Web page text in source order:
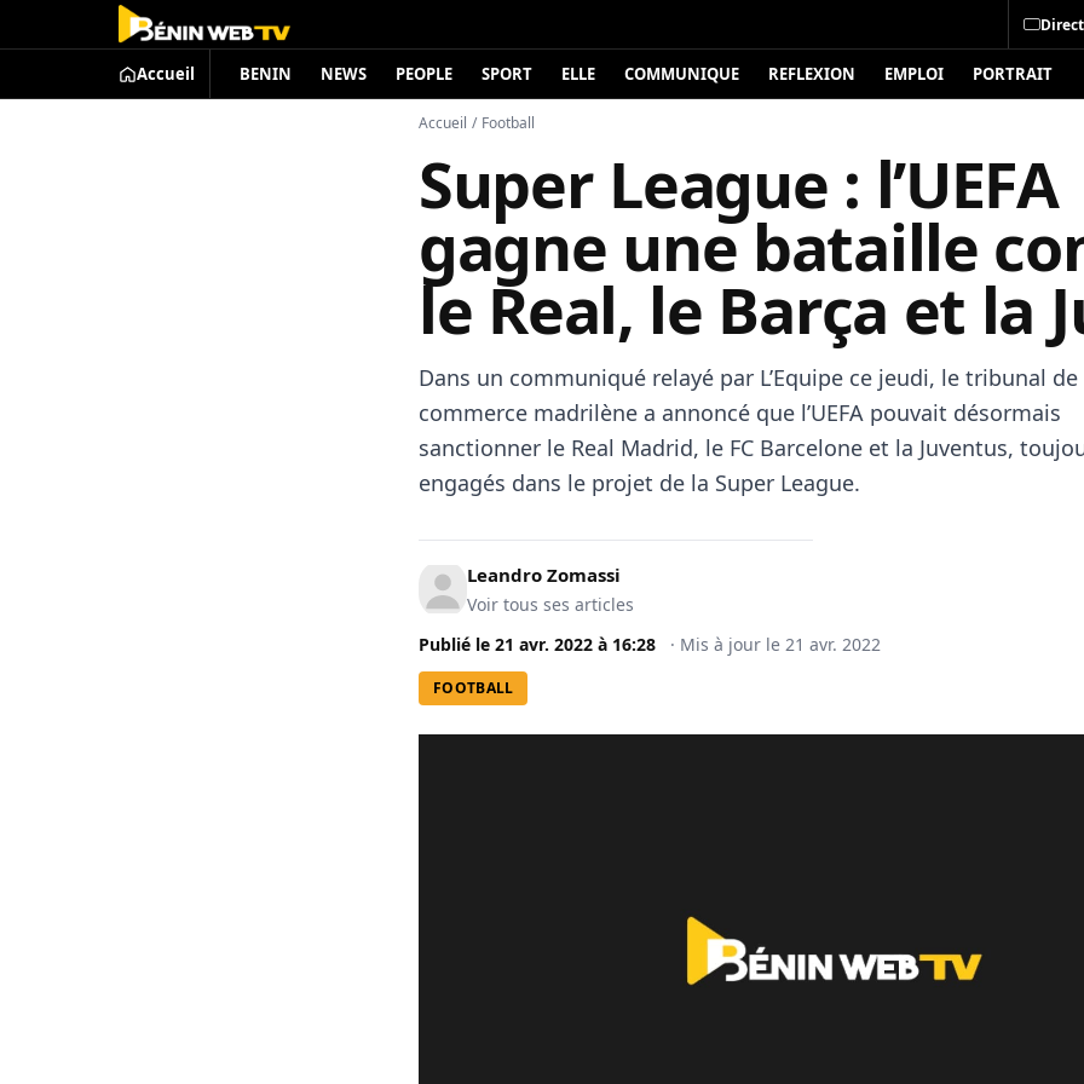
Accueil BENIN NEWS PEOPLE SPORT ELLE COMMUNIQUE REFLEXION EMPLOI PORTRAIT
Accueil / Football
Super League : l’UEFA
gagne une bataille
le Real, le Barça et la
Dans un communiqué relayé par L’Equipe ce jeudi, le tribunal de
commerce madrilène a annoncé que l’UEFA pouvait désormais
sanctionner le Real Madrid, le FC Barcelone et la Juventus,
engagés dans le projet de la Super League.
Leandro Zomassi
Voir tous ses articles
Publié le 21 avr. 2022 à 16:28 · Mis à jour le 21 avr. 2022
FOOTBALL